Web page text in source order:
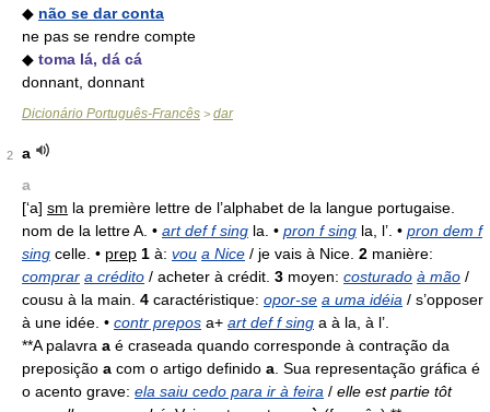
◆ não se dar conta
ne pas se rendre compte
◆ toma lá, dá cá
donnant, donnant
Dicionário Português-Francês > dar
2
a
a
[‘a] sm la première lettre de l’alphabet de la langue portugaise.
nom de la lettre A. • art def f sing la. • pron f sing la, l’. • pron dem f
sing celle. • prep 1 à: vou a Nice / je vais à Nice. 2 manière:
comprar a crédito / acheter à crédit. 3 moyen: costurado à mão /
cousu à la main. 4 caractéristique: opor-se a uma idéia / s’opposer
à une idée. • contr prepos a+ art def f sing a à la, à l’.
**A palavra a é craseada quando corresponde à contração da
preposição a com o artigo definido a . Sua representação gráfica é
o acento grave: ela saiu cedo para ir à feira / elle est partie tôt